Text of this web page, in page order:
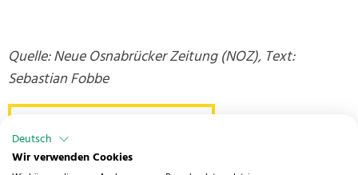
Quelle: Neue Osnabrücker Zeitung (NOZ), Text:
Sebastian Fobbe
zurück zur Übersicht
Deutsch
Wir verwenden Cookies